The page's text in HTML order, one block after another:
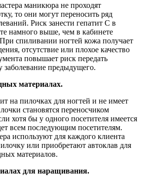
маникюра не проходят
то они могут переносить ряд
Риск занести гепатит С в
намного выше, чем в кабинете
спиливании ногтей кожа получает
отсутствие или плохое качество
повышает риск передать
предыдущего.
материалах.
на пилочках для ногтей и не имеет
становятся переносчиком
хотя бы у одного посетителя имеется
всем последующим посетителям.
используют для каждого клиента
или приобретают автоклав для
материалов.
для наращивания.